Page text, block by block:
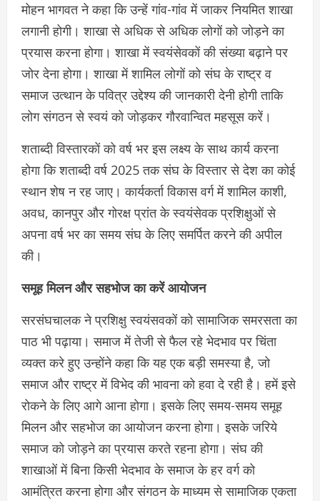
मोहन भागवत ने कहा कि उन्हें गांव-गांव में जाकर नियमित शाखा
लगानी होगी। शाखा से अधिक से अधिक लोगों को जोड़ने का
प्रयास करना होगा। शाखा में स्वयंसेवकों की संख्या बढ़ाने पर
जोर देना होगा। शाखा में शामिल लोगों को संघ के राष्ट्र व
समाज उत्थान के पवित्र उद्देश्य की जानकारी देनी होगी ताकि
लोग संगठन से स्वयं को जोड़कर गौरवान्वित महसूस करें।
शताब्दी विस्तारकों को वर्ष भर इस लक्ष्य के साथ कार्य करना
होगा कि शताब्दी वर्ष 2025 तक संघ के विस्तार से देश का कोई
स्थान शेष न रह जाए। कार्यकर्ता विकास वर्ग में शामिल काशी,
अवध, कानपुर और गोरक्ष प्रांत के स्वयंसेवक प्रशिक्षुओं से
अपना वर्ष भर का समय संघ के लिए समर्पित करने की अपील
की।
समूह मिलन और सहभोज का करें आयोजन
सरसंघचालक ने प्रशिक्षु स्वयंसवकों को सामाजिक समरसता का
पाठ भी पढ़ाया। समाज में तेजी से फैल रहे भेदभाव पर चिंता
व्यक्त करे हुए उन्होंने कहा कि यह एक बड़ी समस्या है, जो
समाज और राष्ट्र में विभेद की भावना को हवा दे रही है। हमें इसे
रोकने के लिए आगे आना होगा। इसके लिए समय-समय समूह
मिलन और सहभोज का आयोजन करना होगा। इसके जरिये
समाज को जाेड़ने का प्रयास करते रहना होगा। संघ की
शाखाओं में बिना किसी भेदभाव के समाज के हर वर्ग को
आमंत्रित करना होगा और संगठन के माध्यम से सामाजिक एकता